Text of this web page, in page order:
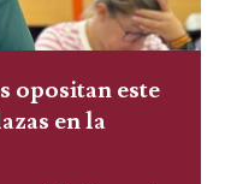
opositan este
en la